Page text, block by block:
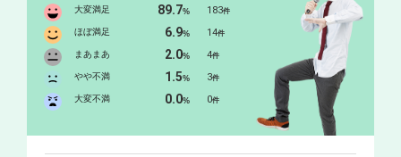
大変満足 89.7% 183件
ほぼ満足 6.9% 14件
まあまあ 2.0% 4件
やや不満 1.5% 3件
大変不満 0.0% 0件